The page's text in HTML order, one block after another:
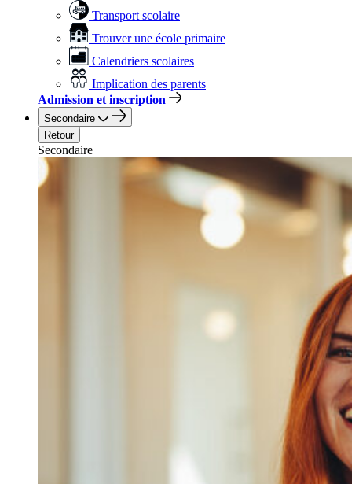
Transport scolaire
Trouver une école primaire
Calendriers scolaires
Implication des parents
Admission et inscription
Secondaire
Retour
Secondaire